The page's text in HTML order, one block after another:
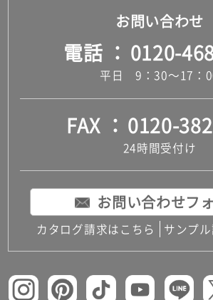
お問い合わせ
電話 0120-
平日 9：30～17：
FAX 0120-
24時間受付け
お問い合わせフ
カタログ請求はこちら サンプ